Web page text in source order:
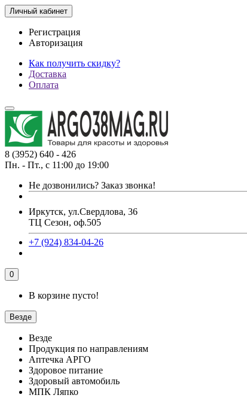
Личный кабинет
Регистрация
Авторизация
Как получить скидку?
Доставка
Оплата
8 (3952) 640 - 426
Пн. - Пт., с 11:00 до 19:00
Не дозвонились? Заказ звонка!
Иркутск, ул.Свердлова, 36
ТЦ Сезон, оф.505
+7 (924) 834-04-26
0
В корзине пусто!
Везде
Везде
Продукция по направлениям
Аптечка АРГО
Здоровое питание
Здоровый автомобиль
МПК Ляпко